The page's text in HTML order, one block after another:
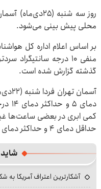
روز سه شنبه
محلی پیش بینی می‌شود.
بر اساس اعلام اداره کل
گذشته گزارش شده است.
کمی ابری در بعضی ساعت‌ها
حداقل دمای ۴ و حداکثر دمای ۱۳ درجه سانتیگراد پیش‌بینی می‌شود.
آشکارترین اعتراف آمریکا به